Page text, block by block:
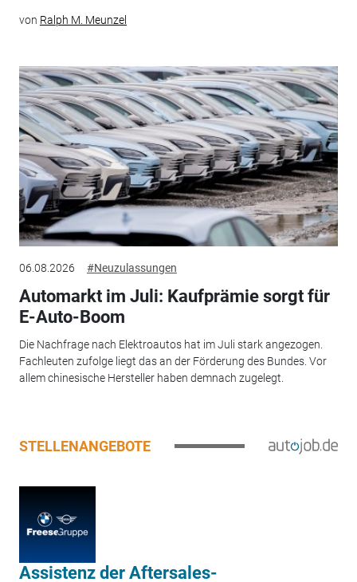
von Ralph M. Meunzel
06.08.2026 #Neuzulassungen
Automarkt im Juli: Kaufprämie sorgt für
E-Auto-Boom
Die Nachfrage nach Elektroautos hat im Juli stark angezogen.
Fachleuten zufolge liegt das an der Förderung des Bundes. Vor
allem chinesische Hersteller haben demnach zugelegt.
STELLENANGEBOTE
Assistenz der Aftersales-